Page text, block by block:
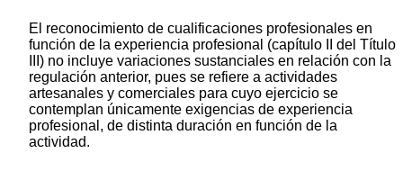
El reconocimiento de cualificaciones profesionales en
función de la experiencia profesional (capítulo II del Título
III) no incluye variaciones sustanciales en relación con la
regulación anterior, pues se refiere a actividades
artesanales y comerciales para cuyo ejercicio se
contemplan únicamente exigencias de experiencia
profesional, de distinta duración en función de la
actividad.